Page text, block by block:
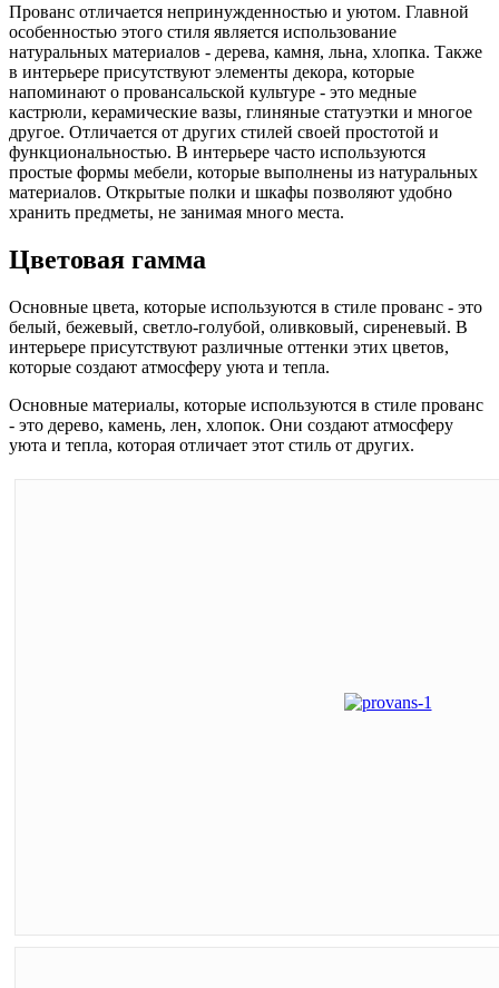
Прованс отличается непринужденностью и уютом. Главной
особенностью этого стиля является использование
натуральных материалов - дерева, камня, льна, хлопка. Также
в интерьере присутствуют элементы декора, которые
напоминают о провансальской культуре - это медные
кастрюли, керамические вазы, глиняные статуэтки и многое
другое. Отличается от других стилей своей простотой и
функциональностью. В интерьере часто используются
простые формы мебели, которые выполнены из натуральных
материалов. Открытые полки и шкафы позволяют удобно
хранить предметы, не занимая много места.
Цветовая гамма
Основные цвета, которые используются в стиле прованс - это
белый, бежевый, светло-голубой, оливковый, сиреневый. В
интерьере присутствуют различные оттенки этих цветов,
которые создают атмосферу уюта и тепла.
Основные материалы, которые используются в стиле прованс
- это дерево, камень, лен, хлопок. Они создают атмосферу
уюта и тепла, которая отличает этот стиль от других.